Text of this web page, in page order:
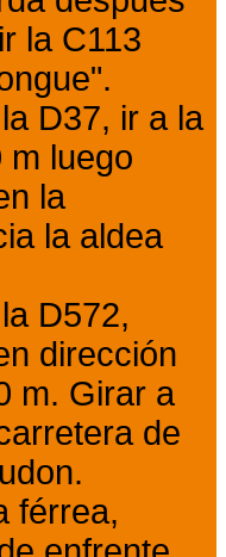
la C113
D37, ir a la
m luego
la
la aldea
D572,
dirección
m. Girar a
de
férrea,